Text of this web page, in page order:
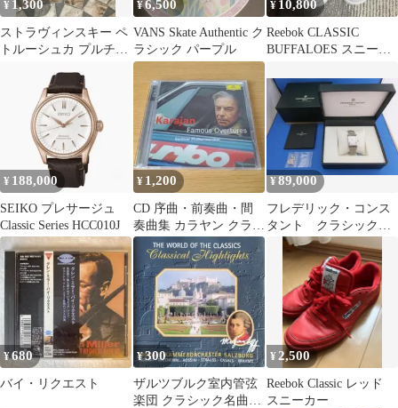
¥ 1,300
ストラヴィンスキー ペ
トルーシュカ プルチネ
¥6,500
VANS Skate Authentic ク
ラシック パープル
¥ 10,800
Reebok CLASSIC
BUFFALOES スニーカ
¥ 188,000
SEIKO プレサージュ
Classic Series HCC010J
¥ 1,200
CD 序曲・前奏曲・間
奏曲集 カラヤン クラシ
ック UCCG-3535/6
¥89,000
フレデリック・コンス
タント クラシックカ
レ FC-
245MC4C6B【極美品】
¥680
バイ・リクエスト
¥300
ザルツブルク室内管弦
楽団 クラシック名曲集
¥ 2,500
Reebok Classic レッド
スニーカー